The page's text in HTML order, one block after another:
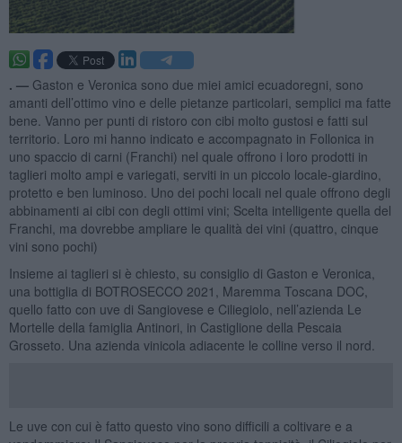
. — Gaston e Veronica sono due miei amici ecuadoregni, sono
amanti dell’ottimo vino e delle pietanze particolari, semplici ma fatte
bene. Vanno per punti di ristoro con cibi molto gustosi e fatti sul
territorio. Loro mi hanno indicato e accompagnato in Follonica in
uno spaccio di carni (Franchi) nel quale offrono i loro prodotti in
taglieri molto ampi e variegati, serviti in un piccolo locale-giardino,
protetto e ben luminoso. Uno dei pochi locali nel quale offrono degli
abbinamenti ai cibi con degli ottimi vini; Scelta intelligente quella del
Franchi, ma dovrebbe ampliare le qualità dei vini (quattro, cinque
vini sono pochi)
Insieme ai taglieri si è chiesto, su consiglio di Gaston e Veronica,
una bottiglia di BOTROSECCO 2021, Maremma Toscana DOC,
quello fatto con uve di Sangiovese e Ciliegiolo, nell’azienda Le
Mortelle della famiglia Antinori, in Castiglione della Pescaia
Grosseto. Una azienda vinicola adiacente le colline verso il nord.
Le uve con cui è fatto questo vino sono difficili a coltivare e a